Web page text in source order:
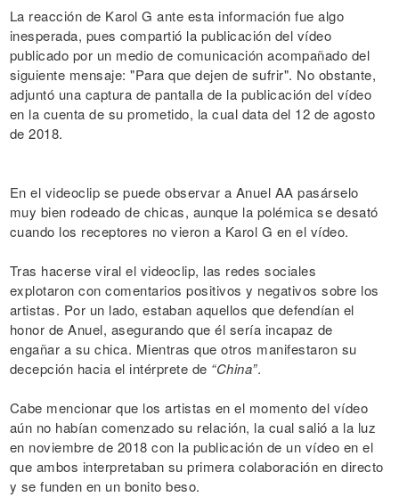
La reacción de Karol G ante esta información fue algo
inesperada, pues compartió la publicación del vídeo
publicado por un medio de comunicación acompañado del
siguiente mensaje: "Para que dejen de sufrir". No obstante,
adjuntó una captura de pantalla de la publicación del vídeo
en la cuenta de su prometido, la cual data del 12 de agosto
de 2018.
En el videoclip se puede observar a Anuel AA pasárselo
muy bien rodeado de chicas, aunque la polémica se desató
cuando los receptores no vieron a Karol G en el vídeo.
Tras hacerse viral el videoclip, las redes sociales
explotaron con comentarios positivos y negativos sobre los
artistas. Por un lado, estaban aquellos que defendían el
honor de Anuel, asegurando que él sería incapaz de
engañar a su chica. Mientras que otros manifestaron su
decepción hacia el intérprete de “China”.
Cabe mencionar que los artistas en el momento del vídeo
aún no habían comenzado su relación, la cual salió a la luz
en noviembre de 2018 con la publicación de un vídeo en el
que ambos interpretaban su primera colaboración en directo
y se funden en un bonito beso.